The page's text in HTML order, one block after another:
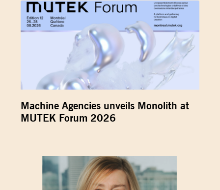
Machine Agencies unveils Monolith at
MUTEK Forum 2026